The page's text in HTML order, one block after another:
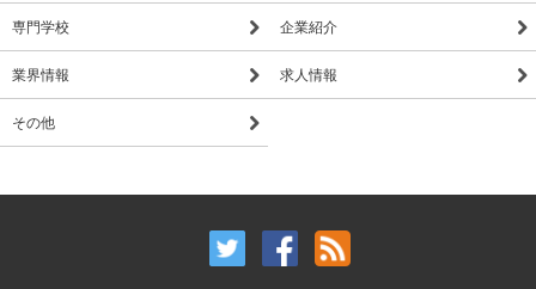
今後も個性豊かで様々なタイプの異性を追加していく予定で
す。
専門学校 企業紹介
業界情報 求人情報
その他